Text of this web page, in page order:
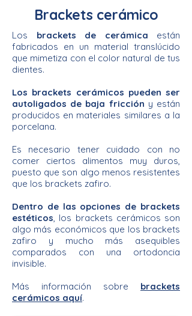
Brackets cerámico
Los brackets de cerámica están
fabricados en un material translúcido
que mimetiza con el color natural de tus
dientes.
Los brackets cerámicos pueden ser
autoligados de baja fricción y están
producidos en materiales similares a la
porcelana.
Es necesario tener cuidado con no
comer ciertos alimentos muy duros,
puesto que son algo menos resistentes
que los brackets zafiro.
Dentro de las opciones de brackets
estéticos, los brackets cerámicos son
algo más económicos que los brackets
zafiro y mucho más asequibles
comparados con una ortodoncia
invisible.
Más información sobre brackets
cerámicos aquí.